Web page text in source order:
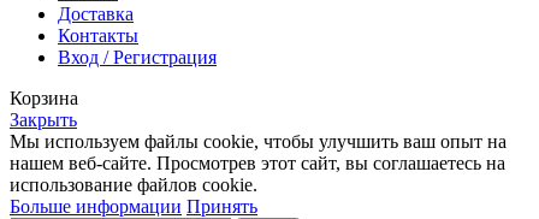
Доставка
Контакты
Вход / Регистрация
Корзина
Закрыть
Мы используем файлы cookie, чтобы улучшить ваш опыт на
нашем веб-сайте. Просмотрев этот сайт, вы соглашаетесь на
использование файлов cookie.
Больше информации Принять